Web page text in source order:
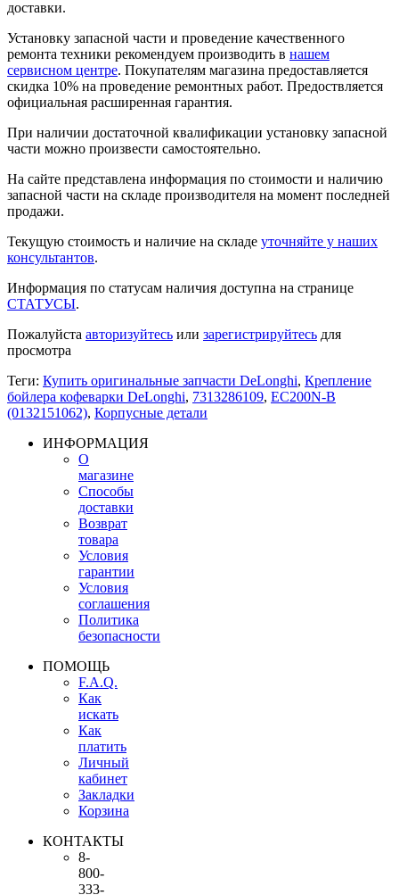
доставки.
Установку запасной части и проведение качественного
ремонта техники рекомендуем производить в нашем
сервисном центре. Покупателям магазина предоставляется
скидка 10% на проведение ремонтных работ. Предоствляется
официальная расширенная гарантия.
При наличии достаточной квалификации установку запасной
части можно произвести самостоятельно.
На сайте представлена информация по стоимости и наличию
запасной части на складе производителя на момент последней
продажи.
Текущую стоимость и наличие на складе уточняйте у наших
консультантов.
Информация по статусам наличия доступна на странице
СТАТУСЫ.
Пожалуйста авторизуйтесь или зарегистрируйтесь для
просмотра
Теги: Купить оригинальные запчасти DeLonghi, Крепление
бойлера кофеварки DeLonghi, 7313286109, EC200N-B
(0132151062), Корпусные детали
ИНФОРМАЦИЯ
О
магазине
Способы
доставки
Возврат
товара
Условия
гарантии
Условия
соглашения
Политика
безопасности
ПОМОЩЬ
F.A.Q.
Как
искать
Как
платить
Личный
кабинет
Закладки
Корзина
КОНТАКТЫ
8-
800-
333-